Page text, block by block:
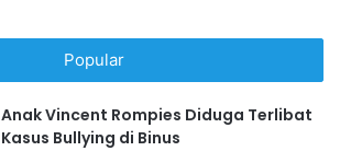
Popular
Anak Vincent Rompies Diduga Terlibat
Kasus Bullying di Binus